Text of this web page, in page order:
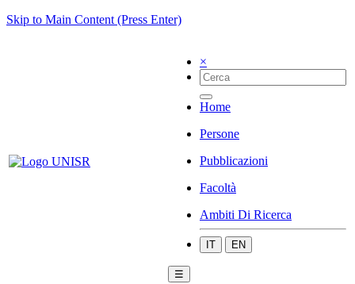
Skip to Main Content (Press Enter)
×
Home
Persone
Pubblicazioni
Facoltà
Ambiti Di Ricerca
IT EN
☰